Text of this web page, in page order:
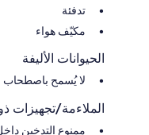
تدفئة
مكيّف هواء
الحيوانات الأليفة
لا يُسمح باصطحاب
الملاءمة/تجهيزات
ممنوع التدخين